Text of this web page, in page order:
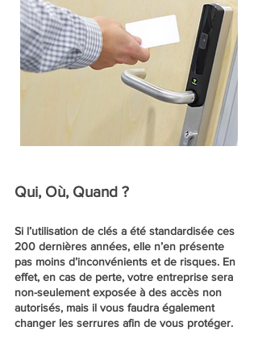
Qui, Où, Quand ?
Si l’utilisation de clés a été standardisée ces
200 dernières années, elle n’en présente
pas moins d’inconvénients et de risques. En
effet, en cas de perte, votre entreprise sera
non-seulement exposée à des accès non
autorisés, mais il vous faudra également
changer les serrures afin de vous protéger.